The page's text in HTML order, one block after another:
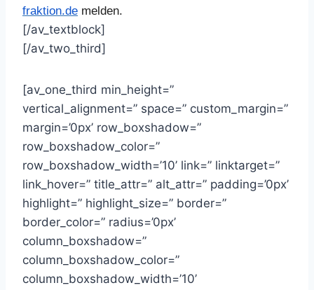
fraktion.de melden.
[/av_textblock]
[/av_two_third]
[av_one_third min_height=”
vertical_alignment=” space=” custom_margin=”
margin=’0px’ row_boxshadow=”
row_boxshadow_color=”
row_boxshadow_width=’10’ link=” linktarget=”
link_hover=” title_attr=” alt_attr=” padding=’0px’
highlight=” highlight_size=” border=”
border_color=” radius=’0px’
column_boxshadow=”
column_boxshadow_color=”
column_boxshadow_width=’10’